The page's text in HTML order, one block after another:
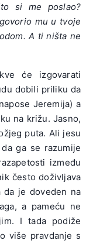
si me poslao?
mu u tvoje
A ti ništa ne
će izgovarati
dobili priliku da
Jeremija) a
na križu. Jasno,
puta. Ali jesu
ga se razumije
između
često doživljava
da je doveden na
a pameću ne
I tada podiže
više pravdanje s